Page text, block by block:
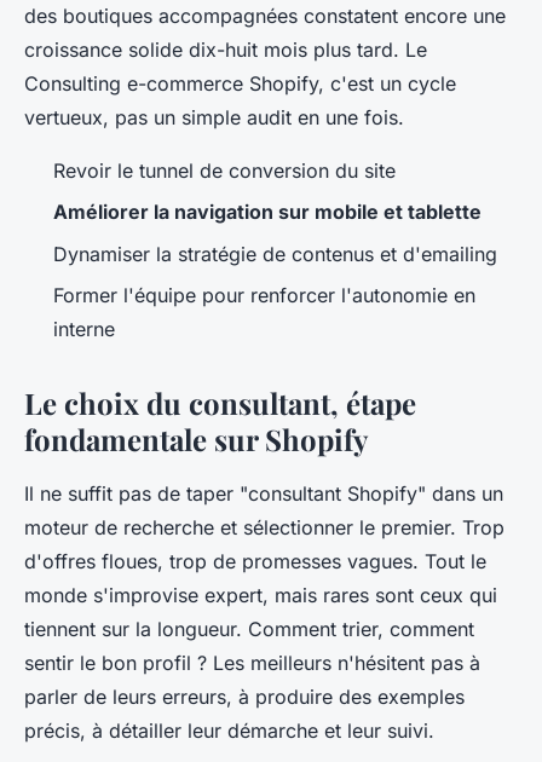
des boutiques accompagnées constatent encore une
croissance solide dix-huit mois plus tard. Le
Consulting e-commerce Shopify, c'est un cycle
vertueux, pas un simple audit en une fois.
Revoir le tunnel de conversion du site
Améliorer la navigation sur mobile et tablette
Dynamiser la stratégie de contenus et d'emailing
Former l'équipe pour renforcer l'autonomie en
interne
Le choix du consultant, étape
fondamentale sur Shopify
Il ne suffit pas de taper "consultant Shopify" dans un
moteur de recherche et sélectionner le premier. Trop
d'offres floues, trop de promesses vagues. Tout le
monde s'improvise expert, mais rares sont ceux qui
tiennent sur la longueur. Comment trier, comment
sentir le bon profil ? Les meilleurs n'hésitent pas à
parler de leurs erreurs, à produire des exemples
précis, à détailler leur démarche et leur suivi.